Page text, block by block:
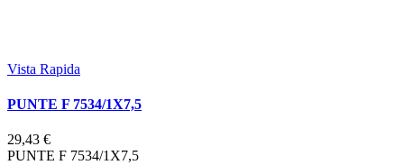
Vista Rapida
PUNTE F 7534/1X7,5
29,43 €
PUNTE F 7534/1X7,5